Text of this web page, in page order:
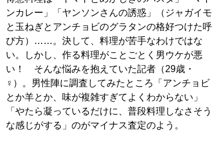
ンカレー」「ヤンソンさんの誘惑」（ジャガイモ
と玉ねぎとアンチョビのグラタンの格好つけた呼
び方）……。決して、料理が苦手なわけではな
い。しかし、作る料理がことごとく男ウケが悪
い！ そんな悩みを抱えていた記者（29歳・
♀）。男性陣に調査してみたところ「アンチョビ
とか羊とか、味が複雑すぎてよくわからない」
「やたら凝っているだけに、普段料理しなさそう
な感じがする」のがマイナス査定のよう。